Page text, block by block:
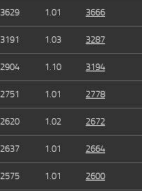
3629 1.01 3666
3191 1.03 3287
2904 1.10 3194
2751 1.01 2778
2620 1.02 2672
2637 1.01 2664
2575 1.01 2600